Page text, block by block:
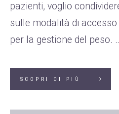
pazienti, voglio
sulle modalità di
per la gestione del peso.
SCOPRI DI PIÙ